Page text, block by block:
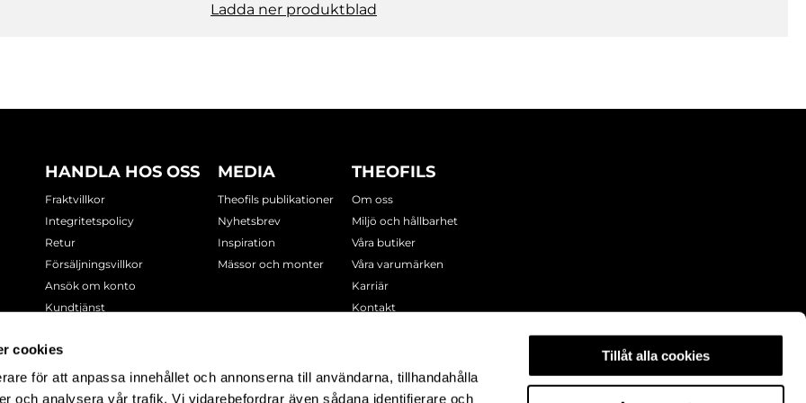
cookies
för att anpassa innehållet och annonserna till användarna, tillhandahålla
och analysera vår trafik. Vi vidarebefordrar även sådana identifierare och
Tillåt alla cookies
Ladda ner produktblad
HANDLA HOS OSS
Fraktvillkor
Integritetspolicy
Retur
Försäljningsvillkor
Ansök om konto
Kundtjänst
MEDIA
Theofils publikationer
Nyhetsbrev
Inspiration
Mässor och monter
THEOFILS
Om oss
Miljö och hållbarhet
Våra butiker
Våra varumärken
Karriär
Kontakt